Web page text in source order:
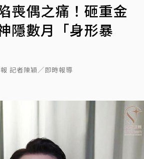
喪偶之痛！砸重金
數月「身形暴
記者陳穎／即時報導